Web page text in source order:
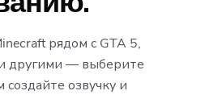
рядом с GTA 5,
другими — выберите
озвучку и